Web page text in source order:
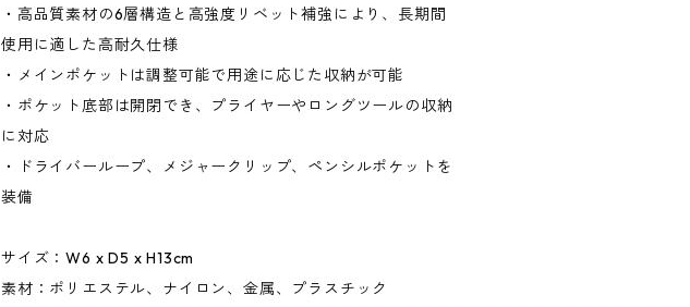
・高品質素材の6層構造と高強度リベット補強により、長期間
使用に適した高耐久仕様
・メインポケットは調整可能で用途に応じた収納が可能
・ポケット底部は開閉でき、プライヤーやロングツールの収納
に対応
・ドライバーループ、メジャークリップ、ペンシルポケットを
装備
サイズ：W6 x D5 x H13cm
素材：ポリエステル、ナイロン、金属、プラスチック